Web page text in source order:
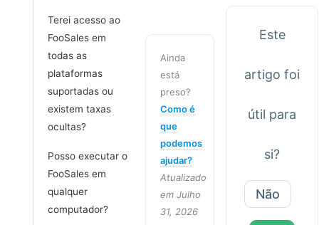
Terei acesso ao
FooSales em
todas as
plataformas
suportadas ou
existem taxas
ocultas?
Posso executar o
FooSales em
qualquer
computador?
Ainda
está
preso?
Como é
que
podemos
ajudar?
Atualizado
em Julho
31, 2026
Este
artigo foi
útil para
si?
Não